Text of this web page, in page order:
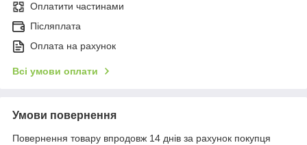
Оплатити частинами
Післяплата
Оплата на рахунок
Всі умови оплати
Умови повернення
Повернення товару впродовж 14 днів за рахунок покупця